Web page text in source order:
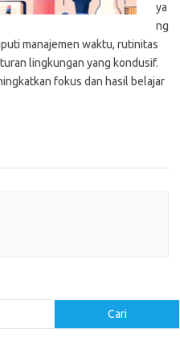
ya
ng
manajemen waktu, rutinitas
lingkungan yang kondusif.
fokus dan hasil belajar
Cari